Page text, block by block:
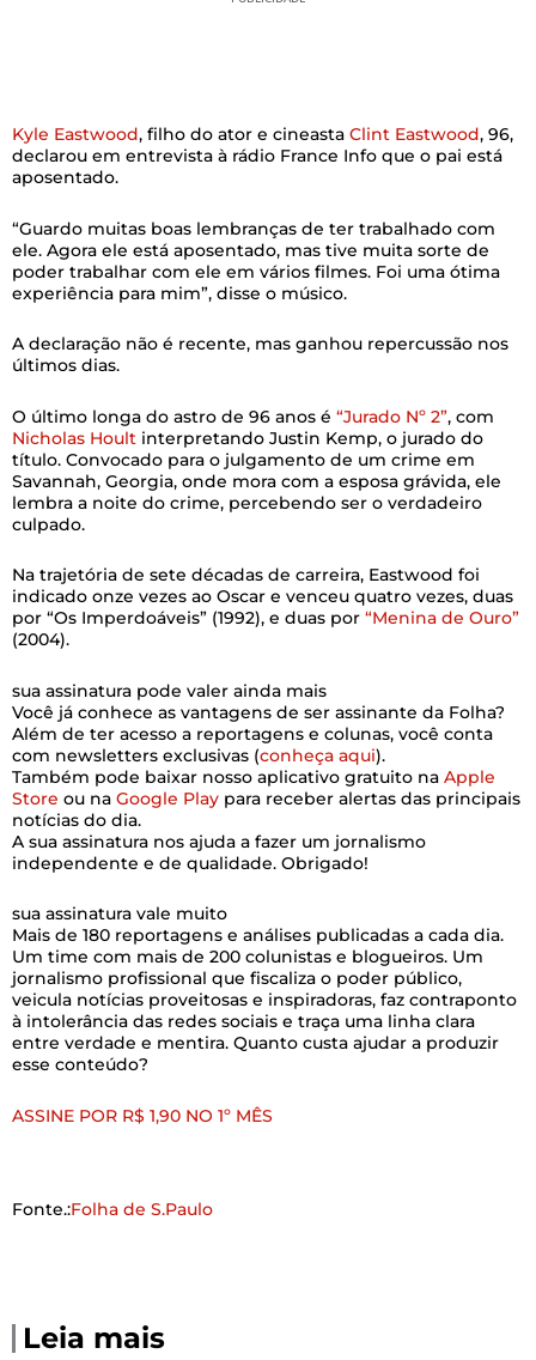
Kyle Eastwood, filho do ator e cineasta Clint Eastwood, 96,
declarou em entrevista à rádio France Info que o pai está
aposentado.
“Guardo muitas boas lembranças de ter trabalhado com
ele. Agora ele está aposentado, mas tive muita sorte de
poder trabalhar com ele em vários filmes. Foi uma ótima
experiência para mim”, disse o músico.
A declaração não é recente, mas ganhou repercussão nos
últimos dias.
O último longa do astro de 96 anos é “Jurado Nº 2”, com
Nicholas Hoult interpretando Justin Kemp, o jurado do
título. Convocado para o julgamento de um crime em
Savannah, Georgia, onde mora com a esposa grávida, ele
lembra a noite do crime, percebendo ser o verdadeiro
culpado.
Na trajetória de sete décadas de carreira, Eastwood foi
indicado onze vezes ao Oscar e venceu quatro vezes, duas
por “Os Imperdoáveis” (1992), e duas por “Menina de Ouro”
(2004).
sua assinatura pode valer ainda mais
Você já conhece as vantagens de ser assinante da Folha?
Além de ter acesso a reportagens e colunas, você conta
com newsletters exclusivas (conheça aqui).
Também pode baixar nosso aplicativo gratuito na Apple
Store ou na Google Play para receber alertas das principais
notícias do dia.
A sua assinatura nos ajuda a fazer um jornalismo
independente e de qualidade. Obrigado!
sua assinatura vale muito
Mais de 180 reportagens e análises publicadas a cada dia.
Um time com mais de 200 colunistas e blogueiros. Um
jornalismo profissional que fiscaliza o poder público,
veicula notícias proveitosas e inspiradoras, faz contraponto
à intolerância das redes sociais e traça uma linha clara
entre verdade e mentira. Quanto custa ajudar a produzir
esse conteúdo?
ASSINE POR R$ 1,90 NO 1º MÊS
Fonte.:Folha de S.Paulo
Leia mais